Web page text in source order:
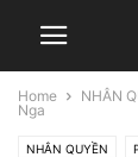
Home NHÂN
Nga
NHÂN QUYỀN